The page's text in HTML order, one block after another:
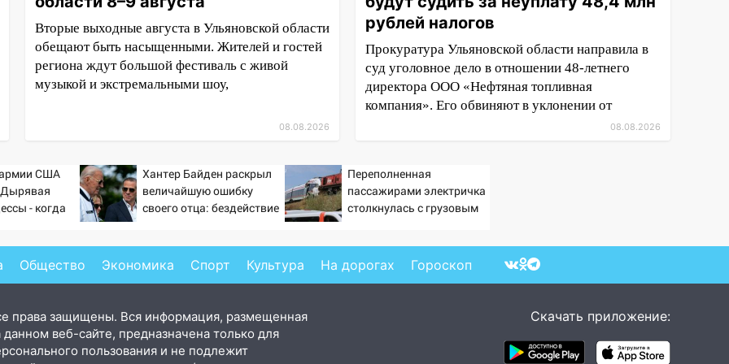
Вторые выходные августа в Ульяновской области
обещают быть насыщенными. Жителей и гостей
региона ждут большой фестиваль с живой
музыкой и экстремальными шоу,
08.08.2026
рублей налогов
Прокуратура Ульяновской области направила в
суд уголовное дело в отношении 48-летнего
директора ООО «Нефтяная топливная
компания». Его обвиняют в уклонении от
08.08.2026
США
Дырявая
- когда
Хантер Байден раскрыл
величайшую ошибку
своего отца: бездействие
Переполненная
пассажирами электричка
столкнулась с грузовым
Видео с места ЧП
Общество Экономика Спорт Культура На дорогах Гороскоп
права защищены. Вся информация, размещенная
данном веб-сайте, предназначена только для
пользования и не подлежит
Скачать приложение: